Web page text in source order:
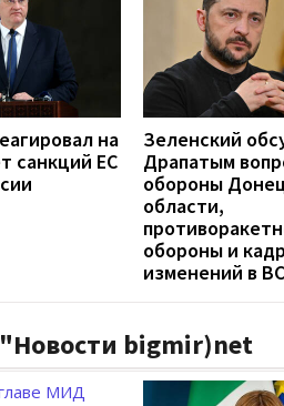
на
санкций ЕС
Зеленский
Драпатым
обороны
области,
обороны и
изменений в
bigmir)net